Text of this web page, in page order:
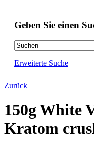
Geben Sie einen
Erweiterte Suche
Zurück
150g White
Kratom